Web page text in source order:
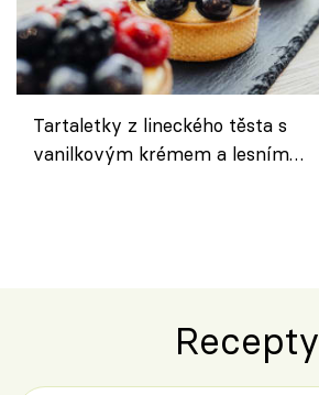
Tartaletky z lineckého těsta s
vanilkovým krémem a lesním
Recepty